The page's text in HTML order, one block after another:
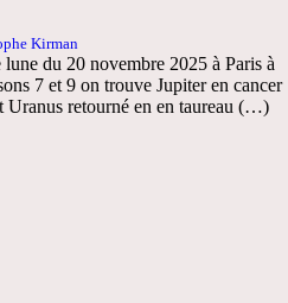
Kirman
du 20 novembre 2025 à Paris à
7 et 9 on trouve Jupiter en cancer
Uranus retourné en en taureau (…)